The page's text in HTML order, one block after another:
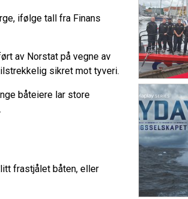
ifølge tall fra Finans
av Norstat på vegne av
sikret mot tyveri.
båteiere lar store
frastjålet båten, eller